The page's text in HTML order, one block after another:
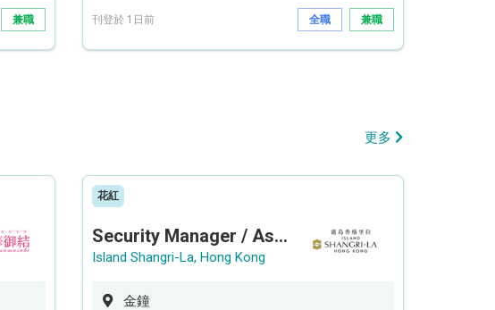
兼職 刊登於 1日前 全職 兼職
更多
花紅
Security Manager / Assistant Security Manager
Island Shangri-La, Hong Kong
金鐘